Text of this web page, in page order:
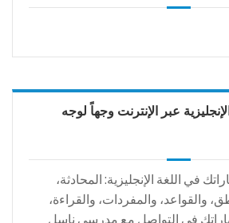
عبر الإنترنت وجهاً لوجه
في اللغة الإنجليزية: المحادثة،
والقواعد، والمفردات، والقراءة،
في التواصل مع مدرسي ناسل